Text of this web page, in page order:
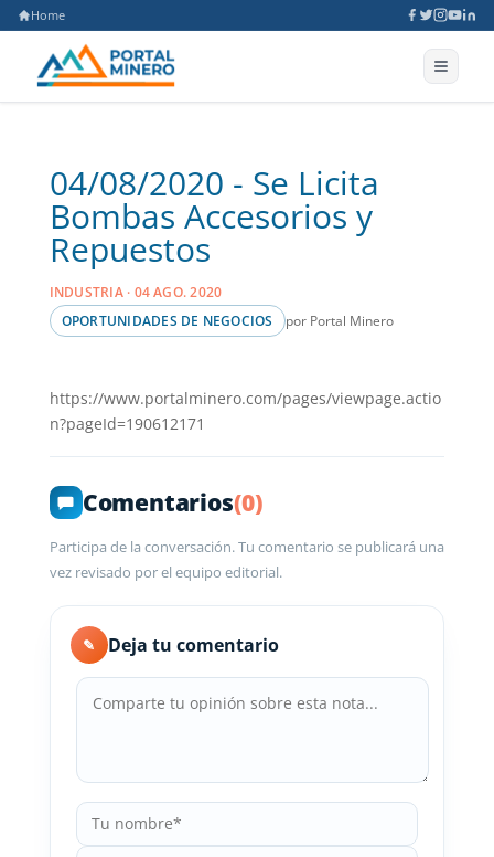
Home
04/08/2020 - Se Licita
Bombas Accesorios y
Repuestos
INDUSTRIA · 04 AGO. 2020
OPORTUNIDADES DE NEGOCIOS
por Portal Minero
https://www.portalminero.com/pages/viewpage.actio
n?pageId=190612171
Comentarios(0)
Participa de la conversación. Tu comentario se publicará una
vez revisado por el equipo editorial.
✎ Deja tu comentario